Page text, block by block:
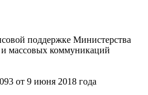
поддержке Министерства
и массовых коммуникаций
от 9 июня 2018 года